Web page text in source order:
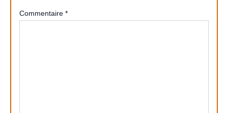
Commentaire *